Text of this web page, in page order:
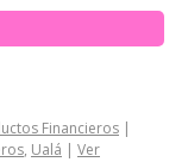
Financieros |
, Ualá | Ver